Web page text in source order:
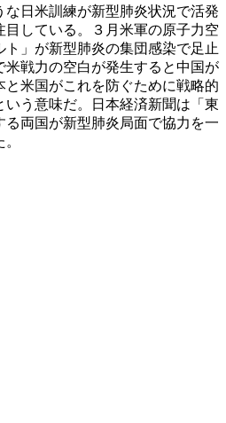
な日米訓練が新型肺炎状況で活発
している。３月米軍の原子力空
」が新型肺炎の集団感染で足止
戦力の空白が発生すると中国が
米国がこれを防ぐために戦略的
う意味だ。日本経済新聞は「東
両国が新型肺炎局面で協力を一